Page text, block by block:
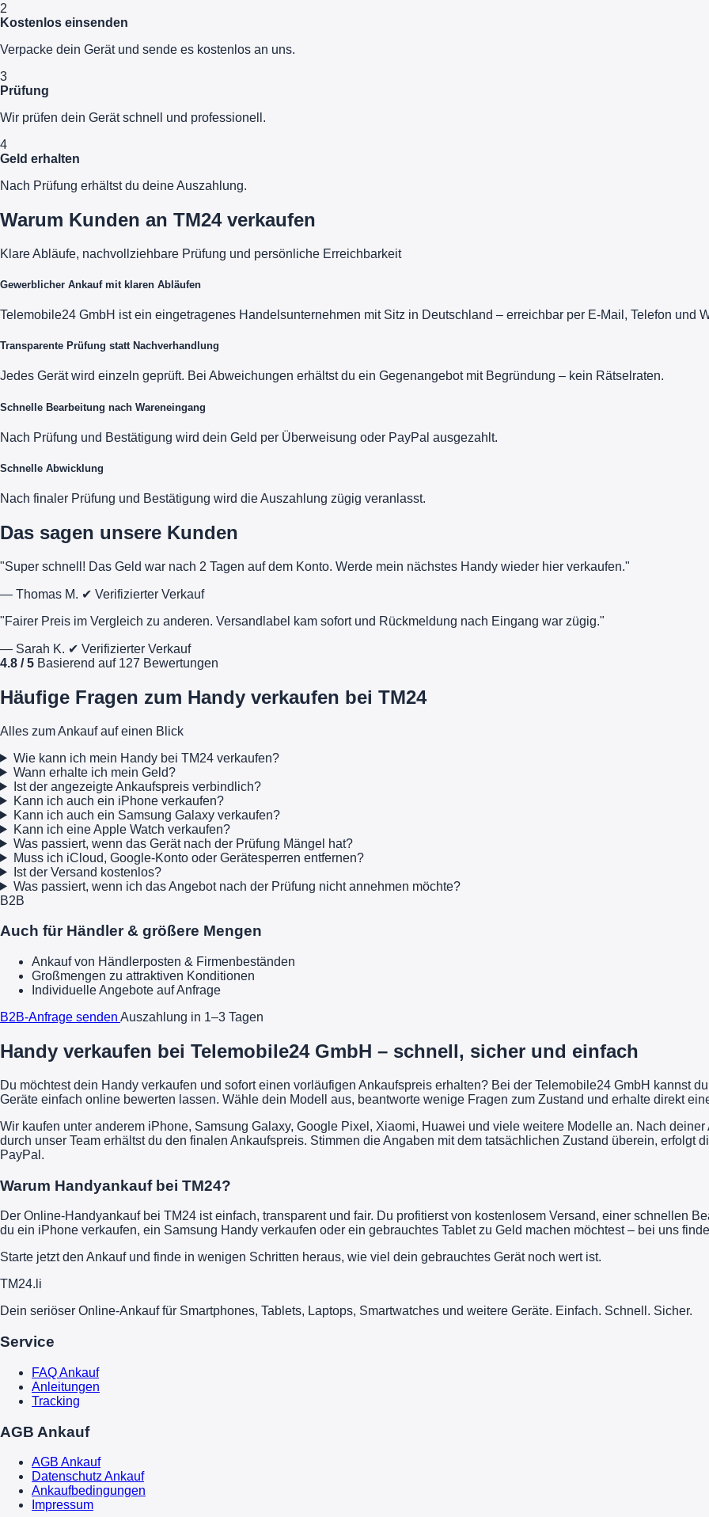
2
Kostenlos einsenden
Verpacke dein Gerät und sende es kostenlos an uns.
3
Prüfung
Wir prüfen dein Gerät schnell und professionell.
4
Geld erhalten
Nach Prüfung erhältst du deine Auszahlung.
Warum Kunden an TM24 verkaufen
Klare Abläufe, nachvollziehbare Prüfung und persönliche Erreichbarkeit
Gewerblicher Ankauf mit klaren Abläufen
Telemobile24 GmbH ist ein eingetragenes Handelsunternehmen mit Sitz in Deutschland – erreichbar per E-Mail, Telefon und
Transparente Prüfung statt Nachverhandlung
Jedes Gerät wird einzeln geprüft. Bei Abweichungen erhältst du ein Gegenangebot mit Begründung – kein Rätselraten.
Schnelle Bearbeitung nach Wareneingang
Nach Prüfung und Bestätigung wird dein Geld per Überweisung oder PayPal ausgezahlt.
Schnelle Abwicklung
Nach finaler Prüfung und Bestätigung wird die Auszahlung zügig veranlasst.
Das sagen unsere Kunden
"Super schnell! Das Geld war nach 2 Tagen auf dem Konto. Werde mein nächstes Handy wieder hier verkaufen."
— Thomas M. ✔ Verifizierter Verkauf
"Fairer Preis im Vergleich zu anderen. Versandlabel kam sofort und Rückmeldung nach Eingang war zügig."
— Sarah K. ✔ Verifizierter Verkauf
4.8 / 5 Basierend auf 127 Bewertungen
Häufige Fragen zum Handy verkaufen bei TM24
Alles zum Ankauf auf einen Blick
Wie kann ich mein Handy bei TM24 verkaufen?
Wann erhalte ich mein Geld?
Ist der angezeigte Ankaufspreis verbindlich?
Kann ich auch ein iPhone verkaufen?
Kann ich auch ein Samsung Galaxy verkaufen?
Kann ich eine Apple Watch verkaufen?
Was passiert, wenn das Gerät nach der Prüfung Mängel hat?
Muss ich iCloud, Google-Konto oder Gerätesperren entfernen?
Ist der Versand kostenlos?
Was passiert, wenn ich das Angebot nach der Prüfung nicht annehmen möchte?
B2B
Auch für Händler & größere Mengen
Ankauf von Händlerposten & Firmenbeständen
Großmengen zu attraktiven Konditionen
Individuelle Angebote auf Anfrage
B2B-Anfrage senden Auszahlung in 1–3 Tagen
Handy verkaufen bei Telemobile24 GmbH – schnell, sicher und einfach
Du möchtest dein Handy verkaufen und sofort einen vorläufigen Ankaufspreis erhalten? Bei der Telemobile24 GmbH kannst
Geräte einfach online bewerten lassen. Wähle dein Modell aus, beantworte wenige Fragen zum Zustand und erhalte direkt
Wir kaufen unter anderem iPhone, Samsung Galaxy, Google Pixel, Xiaomi, Huawei und viele weitere Modelle an. Nach
durch unser Team erhältst du den finalen Ankaufspreis. Stimmen die Angaben mit dem tatsächlichen Zustand überein,
PayPal.
Warum Handyankauf bei TM24?
Der Online-Handyankauf bei TM24 ist einfach, transparent und fair. Du profitierst von kostenlosem Versand, einer schnellen
du ein iPhone verkaufen, ein Samsung Handy verkaufen oder ein gebrauchtes Tablet zu Geld machen möchtest – bei uns
Starte jetzt den Ankauf und finde in wenigen Schritten heraus, wie viel dein gebrauchtes Gerät noch wert ist.
TM24.li
Dein seriöser Online-Ankauf für Smartphones, Tablets, Laptops, Smartwatches und weitere Geräte. Einfach. Schnell. Sicher.
Service
FAQ Ankauf
Anleitungen
Tracking
AGB Ankauf
AGB Ankauf
Datenschutz Ankauf
Ankaufbedingungen
Impressum